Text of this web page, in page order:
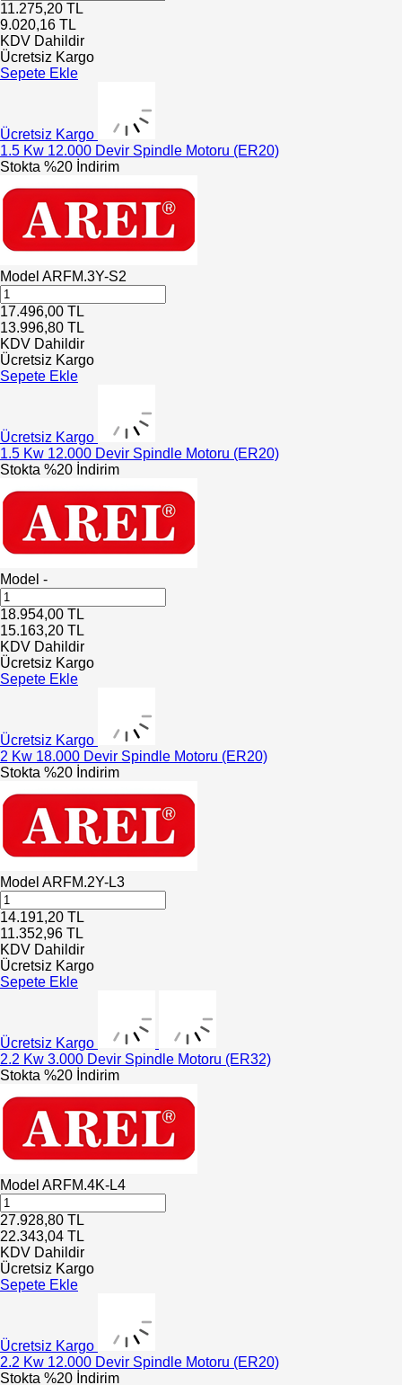
11.275,20 TL
9.020,16 TL
KDV Dahildir
Ücretsiz Kargo
Sepete Ekle
Ücretsiz Kargo
1.5 Kw 12.000 Devir Spindle Motoru (ER20)
Stokta %20 İndirim
Model ARFM.3Y-S2
17.496,00 TL
13.996,80 TL
KDV Dahildir
Ücretsiz Kargo
Sepete Ekle
Ücretsiz Kargo
1.5 Kw 12.000 Devir Spindle Motoru (ER20)
Stokta %20 İndirim
Model -
18.954,00 TL
15.163,20 TL
KDV Dahildir
Ücretsiz Kargo
Sepete Ekle
Ücretsiz Kargo
2 Kw 18.000 Devir Spindle Motoru (ER20)
Stokta %20 İndirim
Model ARFM.2Y-L3
14.191,20 TL
11.352,96 TL
KDV Dahildir
Ücretsiz Kargo
Sepete Ekle
Ücretsiz Kargo
2.2 Kw 3.000 Devir Spindle Motoru (ER32)
Stokta %20 İndirim
Model ARFM.4K-L4
27.928,80 TL
22.343,04 TL
KDV Dahildir
Ücretsiz Kargo
Sepete Ekle
Ücretsiz Kargo
2.2 Kw 12.000 Devir Spindle Motoru (ER20)
Stokta %20 İndirim